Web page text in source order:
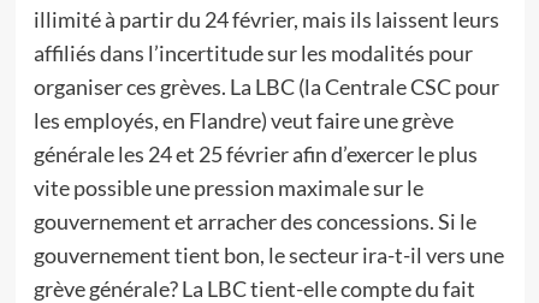
illimité à partir du 24 février, mais ils laissent leurs
affiliés dans l’incertitude sur les modalités pour
organiser ces grèves. La LBC (la Centrale CSC pour
les employés, en Flandre) veut faire une grève
générale les 24 et 25 février afin d’exercer le plus
vite possible une pression maximale sur le
gouvernement et arracher des concessions. Si le
gouvernement tient bon, le secteur ira-t-il vers une
grève générale? La LBC tient-elle compte du fait